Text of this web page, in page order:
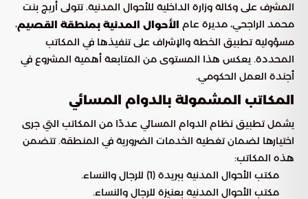
المشرف على وكالة وزارة الداخلية للأحوال المدنية. تتولى أريج بنت
محمد الراجحي، مديرة عام الأحوال المدنية بمنطقة القصيم،
مسؤولية تطبيق الخطة والإشراف على تنفيذها في المكاتب
المحددة. يعكس هذا المستوى من المتابعة أهمية المشروع في
أجندة العمل الحكومي.
المكاتب المشمولة بالدوام المسائي
يشمل تطبيق نظام الدوام المسائي عددًا من المكاتب التي جرى
اختيارها لضمان تغطية الخدمات الضرورية في المنطقة. تتضمن
هذه المكاتب:
مكتب الأحوال المدنية ببريدة (1) للرجال والنساء.
مكتب الأحوال المدنية بعنيزة للرجال والنساء.